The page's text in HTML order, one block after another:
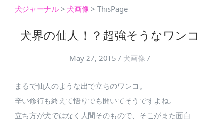
犬ジャーナル > 犬画像 > ThisPage
犬界の仙人！？超強そうなワンコ
May 27, 2015 / 犬画像 /
まるで仙人のような出で立ちのワンコ。
辛い修行も終えて悟りでも開いてそうですよね。
立ち方が犬ではなく人間そのもので、そこがまた面白